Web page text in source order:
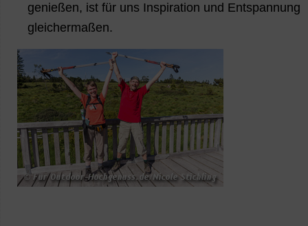
genießen, ist für uns Inspiration und Entspannung
gleichermaßen.